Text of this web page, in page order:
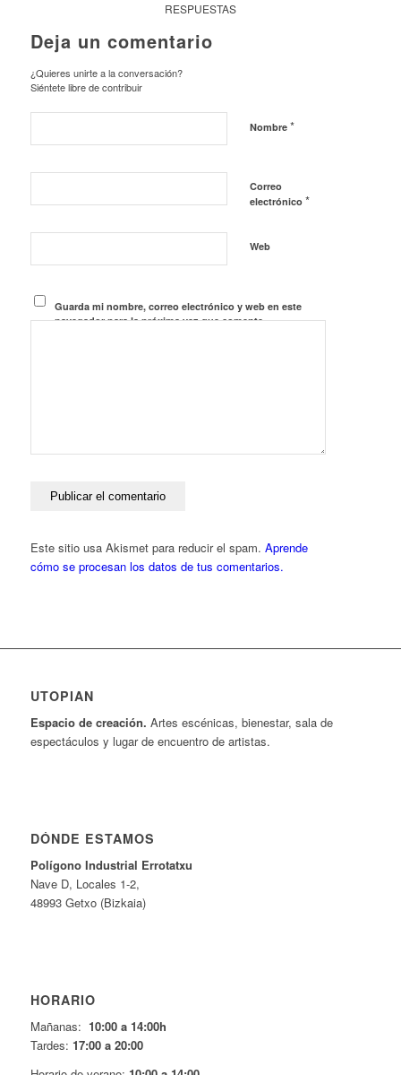
RESPUESTAS
Deja un comentario
¿Quieres unirte a la conversación?
Siéntete libre de contribuir
Nombre *
Correo
electrónico *
Web
Guarda mi nombre, correo electrónico y web en este
navegador para la próxima vez que comente.
Este sitio usa Akismet para reducir el spam. Aprende
cómo se procesan los datos de tus comentarios.
UTOPIAN
Espacio de creación. Artes escénicas, bienestar, sala de
espectáculos y lugar de encuentro de artistas.
DÓNDE ESTAMOS
Polígono Industrial Errotatxu
Nave D, Locales 1-2,
48993 Getxo (Bizkaia)
HORARIO
Mañanas: 10:00 a 14:00h
Tardes: 17:00 a 20:00